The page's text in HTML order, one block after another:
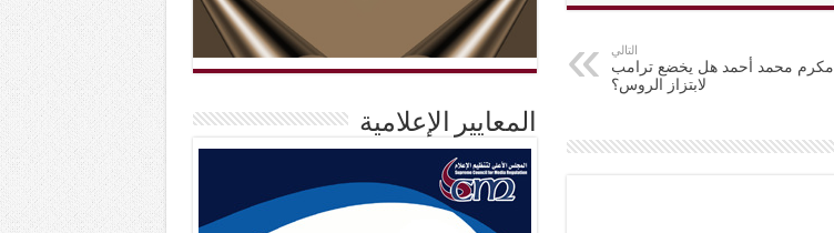
التالي
مكرم محمد أحمد هل يخضع ترامب
لابتزاز الروس؟
المعايير الإعلامية